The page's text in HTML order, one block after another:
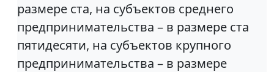
размере ста, на субъектов среднего
предпринимательства – в размере ста
пятидесяти, на субъектов крупного
предпринимательства – в размере